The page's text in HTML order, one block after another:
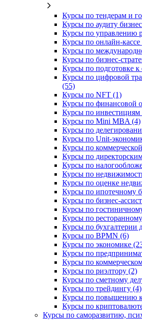
Курсы по тендерам и
Курсы по аудиту
Курсы по управлению
Курсы по онлайн-кассе
Курсы по
Курсы по бизнес-
Курсы по подготовке к
Курсы по цифровой
(55)
Курсы по NFT (1)
Курсы по финансовой
Курсы по
Курсы по Mini MBA (4)
Курсы по
Курсы по Unit-
Курсы по
Курсы по
Курсы по
Курсы по
Курсы по оценке
Курсы по ипотечному
Курсы по бизнес-
Курсы по
Курсы по
Курсы по бухгалтерии
Курсы по BPMN (6)
Курсы по экономике
Курсы по
Курсы по
Курсы по риэлтору (2)
Курсы по сметному
Курсы по трейдингу (4)
Курсы по повышению
Курсы по
Курсы по саморазвитию,